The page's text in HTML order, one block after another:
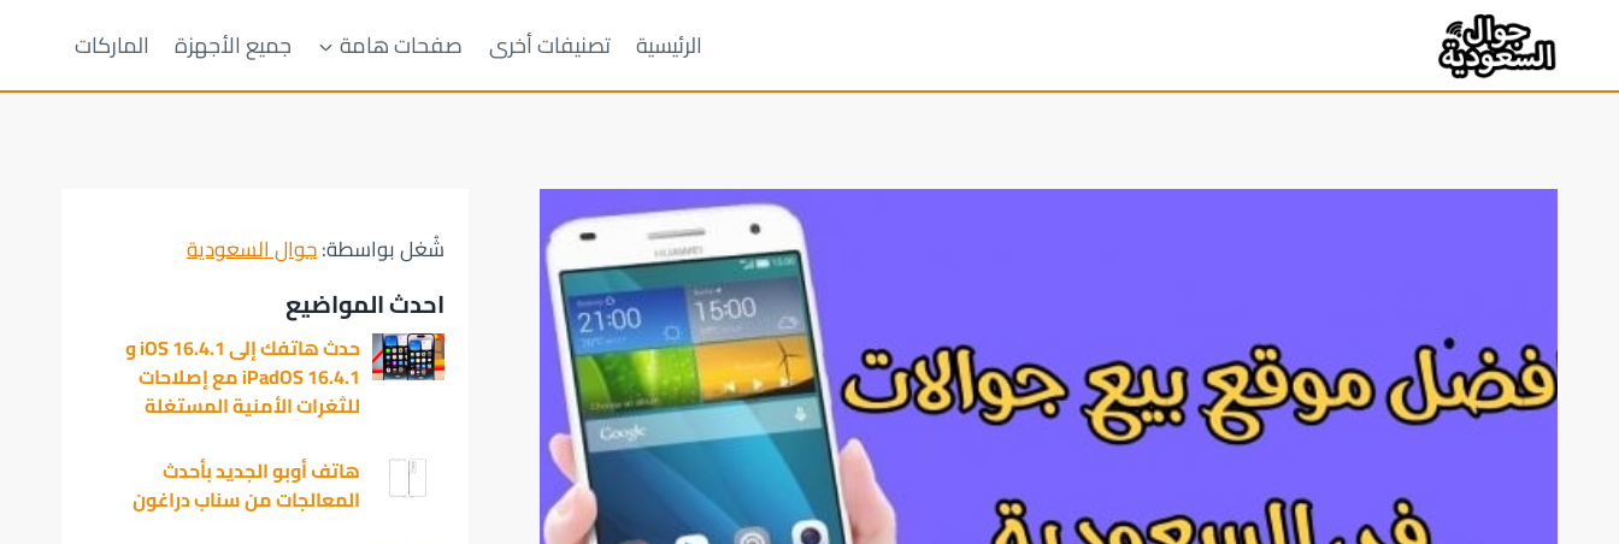
المحتوى
الرئيسية تصنيفات أخرى صفحات هامة جميع الأجهزة الماركات
شُغل بواسطة:جوال السعودية
احدث المواضيع
حدث هاتفك إلى iOS 16.4.1 و
iPadOS 16.4.1 مع إصلاحات
للثغرات الأمنية المستغلة
هاتف أوبو الجديد بأحدث
المعالجات من سناب دراغون